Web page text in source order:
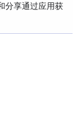
分享通过应用获